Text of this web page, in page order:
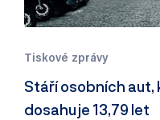
Tiskové zprávy
Stáří osobních aut,
dosahuje 13,79 let